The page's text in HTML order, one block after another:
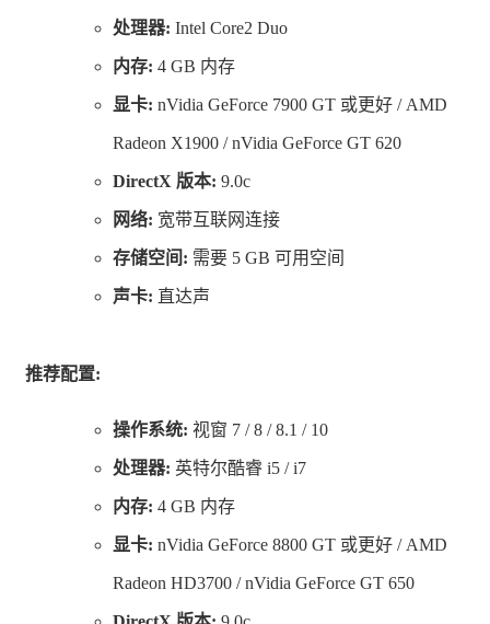
处理器: Intel Core2 Duo
内存: 4 GB 内存
显卡: nVidia GeForce 7900 GT 或更好 / AMD
Radeon X1900 / nVidia GeForce GT 620
DirectX 版本: 9.0c
网络: 宽带互联网连接
存储空间: 需要 5 GB 可用空间
声卡: 直达声
推荐配置:
操作系统: 视窗 7 / 8 / 8.1 / 10
处理器: 英特尔酷睿 i5 / i7
内存: 4 GB 内存
显卡: nVidia GeForce 8800 GT 或更好 / AMD
Radeon HD3700 / nVidia GeForce GT 650